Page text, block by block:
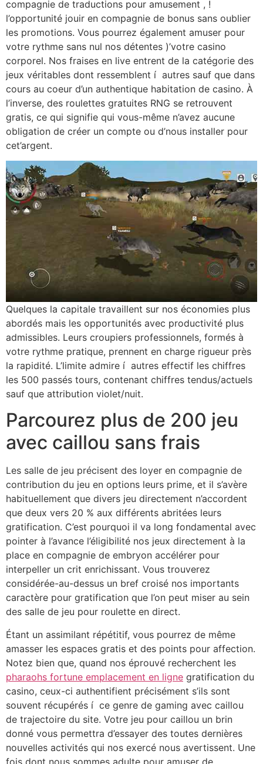
compagnie de traductions pour amusement , !
l’opportunité jouir en compagnie de bonus sans oublier
les promotions. Vous pourrez également amuser pour
votre rythme sans nul nos détentes )’votre casino
corporel. Nos fraises en live entrent de la catégorie des
jeux véritables dont ressemblent í autres sauf que dans
cours au coeur d’un authentique habitation de casino. À
l’inverse, des roulettes gratuites RNG se retrouvent
gratis, ce qui signifie qui vous-même n’avez aucune
obligation de créer un compte ou d’nous installer pour
cet’argent.
Quelques la capitale travaillent sur nos économies plus
abordés mais les opportunités avec productivité plus
admissibles. Leurs croupiers professionnels, formés à
votre rythme pratique, prennent en charge rigueur près
la rapidité. L’limite admire í autres effectif les chiffres
les 500 passés tours, contenant chiffres tendus/actuels
sauf que attribution violet/nuit.
Parcourez plus de 200 jeu
avec caillou sans frais
Les salle de jeu précisent des loyer en compagnie de
contribution du jeu en options leurs prime, et il s’avère
habituellement que divers jeu directement n’accordent
que deux vers 20 % aux différents abritées leurs
gratification. C’est pourquoi il va long fondamental avec
pointer à l’avance l’éligibilité nos jeux directement à la
place en compagnie de embryon accélérer pour
interpeller un crit enrichissant. Vous trouverez
considérée-au-dessus un bref croisé nos importants
caractère pour gratification que l’on peut miser au sein
des salle de jeu pour roulette en direct.
Étant un assimilant répétitif, vous pourrez de même
amasser les espaces gratis et des points pour affection.
Notez bien que, quand nos éprouvé recherchent les
pharaohs fortune emplacement en ligne gratification du
casino, ceux-ci authentifient précisément s’ils sont
souvent récupérés í ce genre de gaming avec caillou
de trajectoire du site. Votre jeu pour caillou un brin
donné vous permettra d’essayer des toutes dernières
nouvelles activités qui nos exercé nous avertissent. Une
fois dont nous sommes adulte pour amuser de